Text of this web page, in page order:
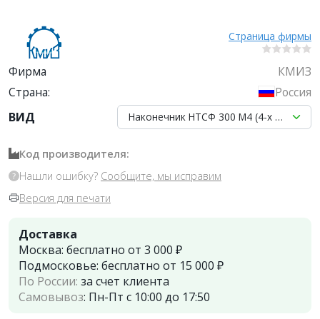
Страница фирмы
Фирма
КМИЗ
Страна:
Россия
ВИД
Наконечник НТСФ 300 М4 (4-х
Код производителя:
Нашли ошибку? Сообщите, мы исправим
Версия для печати
Доставка
Москва: бесплатно от 3 000 ₽
Подмосковье: бесплатно от 15 000 ₽
По России: за счет клиента
Самовывоз: Пн-Пт с 10:00 до 17:50